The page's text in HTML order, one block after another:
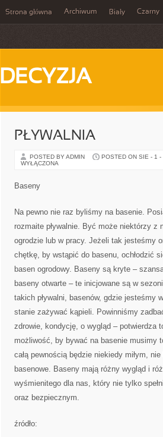
Strona główna Archiwum Biały Czarny
DECYZJA
PŁYWALNIA
POSTED BY ADMIN POSTED ON SIE - 1 -
WYŁĄCZONA
Baseny
Na pewno nie raz byliśmy na basenie.
rozmaite pływalnie. Być może niektórzy
ogrodzie lub w pracy. Jeżeli tak jesteśmy
chętkę, by wstąpić do basenu, ochłodzić
basen ogrodowy. Baseny są kryte –
baseny otwarte – te inicjowane są w
takich pływalni, basenów, gdzie jesteśmy
stanie zażywać kąpieli. Powinniśmy
zdrowie, kondycję, o wygląd – potwierdza
możliwość, by bywać na basenie musimy
całą pewnością będzie niekiedy miłym,
basenowe. Baseny mają różny wygląd i
wyśmienitego dla nas, który nie tylko
oraz bezpiecznym.
źródło: